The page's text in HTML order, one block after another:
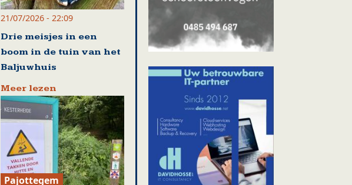
21/07/2026 - 22:09
Drie meisjes in een
boom in de tuin van het
Baljuwhuis
Meer lezen
Pajottegem